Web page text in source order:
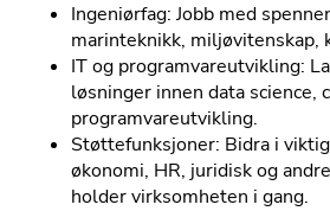
Ingeniørfag: Jobb med
marinteknikk, miljøvitenskap,
IT og programvareutvikling:
løsninger innen data science,
programvareutvikling.
Støttefunksjoner: Bidra i
økonomi, HR, juridisk og
holder virksomheten i gang.